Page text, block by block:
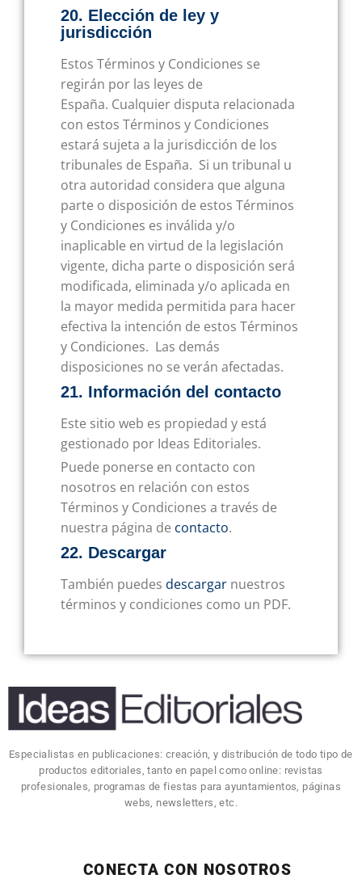
20. Elección de ley y
jurisdicción
Estos Términos y Condiciones se
regirán por las leyes de
España. Cualquier disputa relacionada
con estos Términos y Condiciones
estará sujeta a la jurisdicción de los
tribunales de España. Si un tribunal u
otra autoridad considera que alguna
parte o disposición de estos Términos
y Condiciones es inválida y/o
inaplicable en virtud de la legislación
vigente, dicha parte o disposición será
modificada, eliminada y/o aplicada en
la mayor medida permitida para hacer
efectiva la intención de estos Términos
y Condiciones. Las demás
disposiciones no se verán afectadas.
21. Información del contacto
Este sitio web es propiedad y está
gestionado por Ideas Editoriales.
Puede ponerse en contacto con
nosotros en relación con estos
Términos y Condiciones a través de
nuestra página de contacto.
22. Descargar
También puedes descargar nuestros
términos y condiciones como un PDF.
Especialistas en publicaciones: creación, y distribución de todo tipo de
productos editoriales, tanto en papel como online: revistas
profesionales, programas de fiestas para ayuntamientos, páginas
webs, newsletters, etc.
CONECTA CON NOSOTROS